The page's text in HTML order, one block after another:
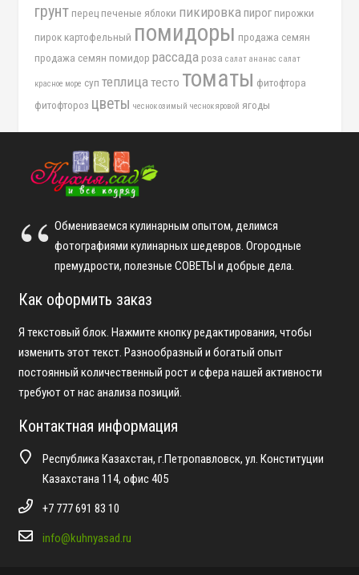
грунт перец печеные яблоки пикировка пирог пирожки
пирок картофельный помидоры продажа семян
продажа семян помидор рассада роза салат ананас салат
красное море суп теплица тесто томаты фитофтора
фитофтороз цветы чеснок озимый чеснок яровой ягоды
Обмениваемся кулинарным опытом, делимся
фотографиями кулинарных шедевров. Огородные
премудрости, полезные СОВЕТЫ и добрые дела.
Как оформить заказ
Я текстовый блок. Нажмите кнопку редактирования, чтобы
изменить этот текст. Разнообразный и богатый опыт
постоянный количественный рост и сфера нашей активности
требуют от нас анализа позиций.
Контактная информация
Республика Казахстан, г.Петропавловск, ул. Конституции
Казахстана 114, офис 405
+7 777 691 83 10
info@kuhnyasad.ru